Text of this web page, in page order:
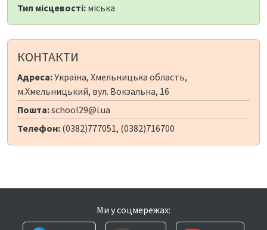
Тип місцевості: міська
КОНТАКТИ
Адреса:Україна, Хмельницька область,
м.Хмельницький, вул. Вокзальна, 16
Пошта:school29@i.ua
Телефон: (0382)777051, (0382)716700
Ми у соцмережах: